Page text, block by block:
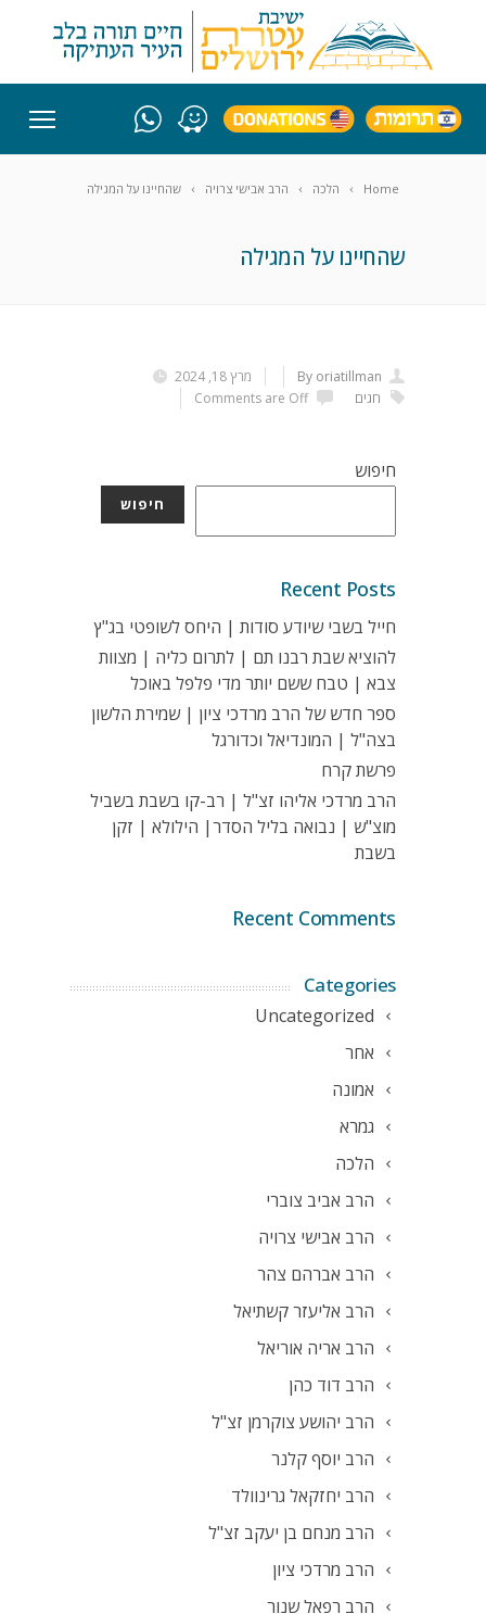
Home הלכה הרב אבישי צרויה שהחיינו על המגילה
שהחיינו על המגילה
מרץ 18, 2024
By oriatillman
Comments are Off
חגים
חיפוש
חיפוש
Recent Posts
חייל בשבי שיודע סודות | היחס לשופטי בג"ץ
להוציא שבת רבנו תם | לתרום כליה | מצוות
צבא | טבח ששם יותר מדי פלפל באוכל
ספר חדש של הרב מרדכי ציון | שמירת הלשון
בצה"ל | המונדיאל וכדורגל
פרשת קרח
הרב מרדכי אליהו זצ"ל | רב-קו בשבת בשביל
מוצ"ש | נבואה בליל הסדר| הילולא | זקן
בשבת
Recent Comments
Categories
Uncategorized
אחר
אמונה
גמרא
הלכה
הרב אביב צוברי
הרב אבישי צרויה
הרב אברהם צהר
הרב אליעזר קשתיאל
הרב אריה אוריאל
הרב דוד כהן
הרב יהושע צוקרמן זצ"ל
הרב יוסף קלנר
הרב יחזקאל גרינוולד
הרב מנחם בן יעקב זצ"ל
הרב מרדכי ציון
הרב רפאל שנור